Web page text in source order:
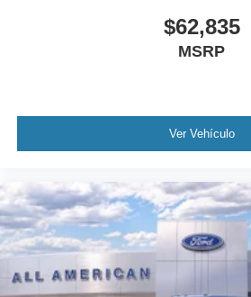
$62,835
MSRP
Ver Vehículo